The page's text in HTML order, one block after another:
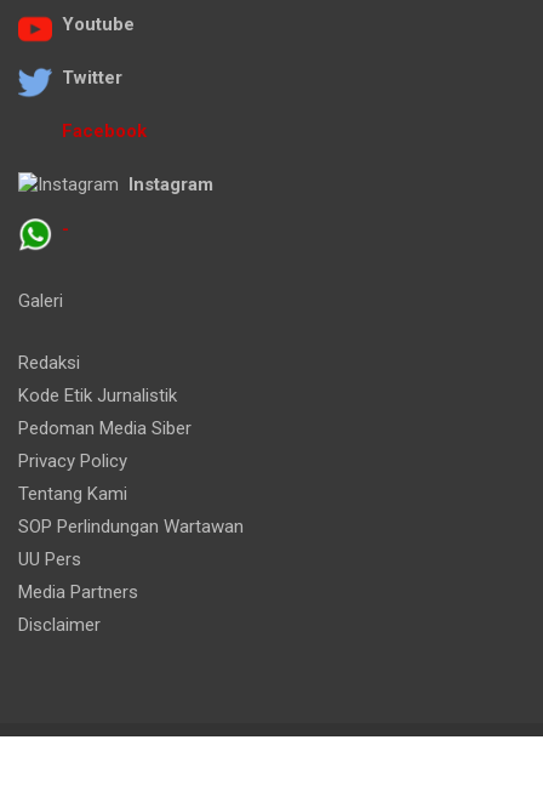
Youtube
Twitter
Facebook
Instagram
-
Galeri
Redaksi
Kode Etik Jurnalistik
Pedoman Media Siber
Privacy Policy
Tentang Kami
SOP Perlindungan Wartawan
UU Pers
Media Partners
Disclaimer